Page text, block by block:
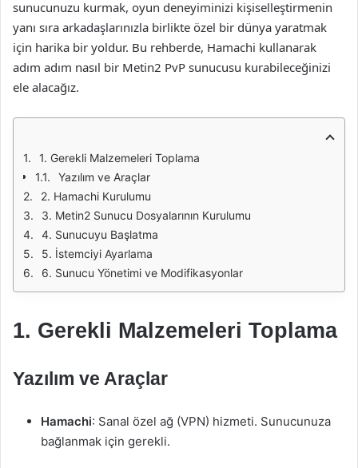
sunucunuzu kurmak, oyun deneyiminizi kişiselleştirmenin
yanı sıra arkadaşlarınızla birlikte özel bir dünya yaratmak
için harika bir yoldur. Bu rehberde, Hamachi kullanarak
adım adım nasıl bir Metin2 PvP sunucusu kurabileceğinizi
ele alacağız.
1. Gerekli Malzemeleri Toplama
Yazılım ve Araçlar
2. Hamachi Kurulumu
3. Metin2 Sunucu Dosyalarının Kurulumu
4. Sunucuyu Başlatma
5. İstemciyi Ayarlama
6. Sunucu Yönetimi ve Modifikasyonlar
1. Gerekli Malzemeleri Toplama
Yazılım ve Araçlar
Hamachi: Sanal özel ağ (VPN) hizmeti. Sunucunuza
bağlanmak için gerekli.